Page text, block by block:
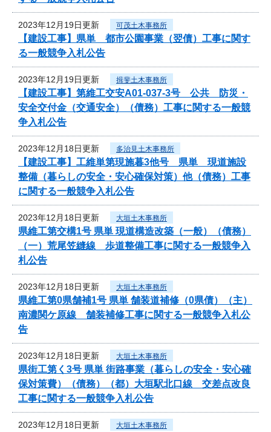
2023年12月19日更新 可茂土木事務所
【建設工事】県単 都市公園事業（翌債）工事に関す
る一般競争入札公告
2023年12月19日更新 揖斐土木事務所
【建設工事】第維工交安A01-037-3号 公共 防災・
安全交付金（交通安全）（債務）工事に関する一般競
争入札公告
2023年12月18日更新 多治見土木事務所
【建設工事】工維単第現施暮3他号 県単 現道施設
整備（暮らしの安全・安心確保対策）他（債務）工事
に関する一般競争入札公告
2023年12月18日更新 大垣土木事務所
県維工第交構1号 県単 現道構造改築（一般）（債務）
（一）荒尾笠縫線 歩道整備工事に関する一般競争入
札公告
2023年12月18日更新 大垣土木事務所
県維工第0県舗補1号 県単 舗装道補修（0県債）（主）
南濃関ケ原線 舗装補修工事に関する一般競争入札公
告
2023年12月18日更新 大垣土木事務所
県街工第く3号 県単 街路事業（暮らしの安全・安心確
保対策費）（債務）（都）大垣駅北口線 交差点改良
工事に関する一般競争入札公告
2023年12月18日更新 大垣土木事務所